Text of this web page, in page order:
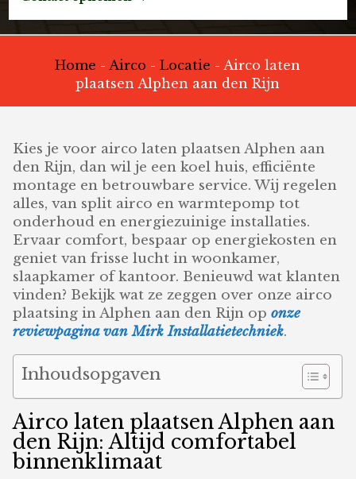
Home - Airco -Locatie - Airco laten
plaatsen Alphen aan den Rijn
Kies je voor airco laten plaatsen Alphen aan
den Rijn, dan wil je een koel huis, efficiënte
montage en betrouwbare service. Wij regelen
alles, van split airco en warmtepomp tot
onderhoud en energiezuinige installaties.
Ervaar comfort, bespaar op energiekosten en
geniet van frisse lucht in woonkamer,
slaapkamer of kantoor. Benieuwd wat klanten
vinden? Bekijk wat ze zeggen over onze airco
plaatsing in Alphen aan den Rijn oponze
reviewpagina van Mirk Installatietechniek.
Inhoudsopgaven
Airco laten plaatsen Alphen aan
den Rijn: Altijd comfortabel
binnenklimaat